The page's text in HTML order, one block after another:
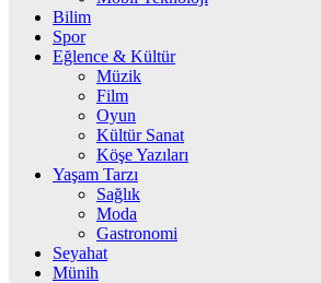
Bilim
Spor
Eğlence & Kültür
Müzik
Film
Oyun
Kültür Sanat
Köşe Yazıları
Yaşam Tarzı
Sağlık
Moda
Gastronomi
Seyahat
Münih